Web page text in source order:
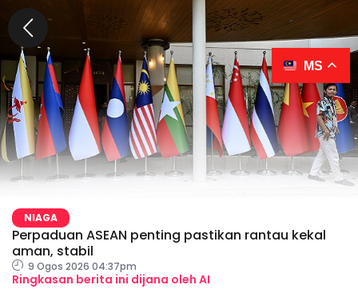
NIAGA
Perpaduan ASEAN penting pastikan rantau kekal
aman, stabil
9 Ogos 2026 04:37pm
Ringkasan berita ini dijana oleh AI
MS